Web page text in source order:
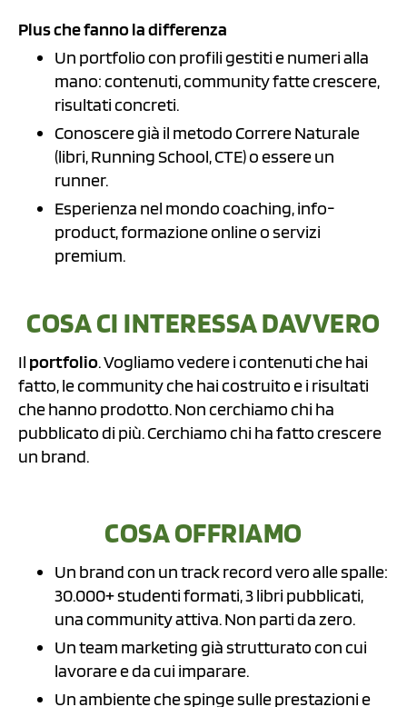
Plus che fanno la differenza
Un portfolio con profili gestiti e numeri alla
mano: contenuti, community fatte crescere,
risultati concreti.
Conoscere già il metodo Correre Naturale
(libri, Running School, CTE) o essere un
runner.
Esperienza nel mondo coaching, info-
product, formazione online o servizi
premium.
COSA CI INTERESSA DAVVERO
Il portfolio. Vogliamo vedere i contenuti che hai
fatto, le community che hai costruito e i risultati
che hanno prodotto. Non cerchiamo chi ha
pubblicato di più. Cerchiamo chi ha fatto crescere
un brand.
COSA OFFRIAMO
Un brand con un track record vero alle spalle:
30.000+ studenti formati, 3 libri pubblicati,
una community attiva. Non parti da zero.
Un team marketing già strutturato con cui
lavorare e da cui imparare.
Un ambiente che spinge sulle prestazioni e